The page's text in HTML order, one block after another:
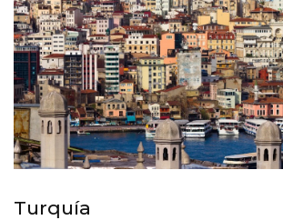
Turquía